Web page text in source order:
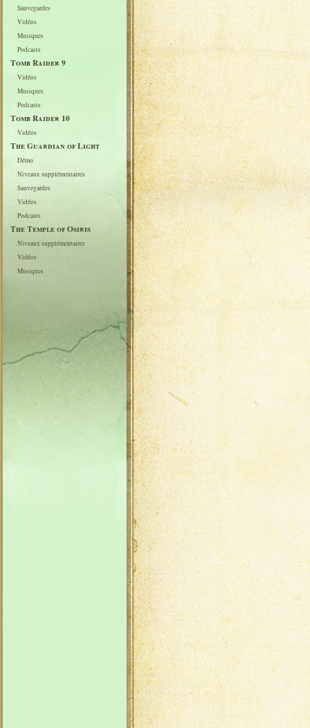
Sauvegardes
Vidéos
Musiques
Podcasts
Tomb Raider 9
Vidéos
Musiques
Podcasts
Tomb Raider 10
Vidéos
The Guardian of Light
Démo
Niveaux supplémentaires
Sauvegardes
Vidéos
Podcasts
The Temple of Osiris
Niveaux supplémentaires
Vidéos
Musiques